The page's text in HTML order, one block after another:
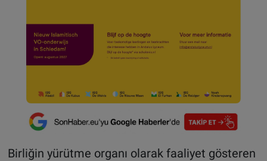
Birliğin yürütme organı olarak faaliyet gösteren